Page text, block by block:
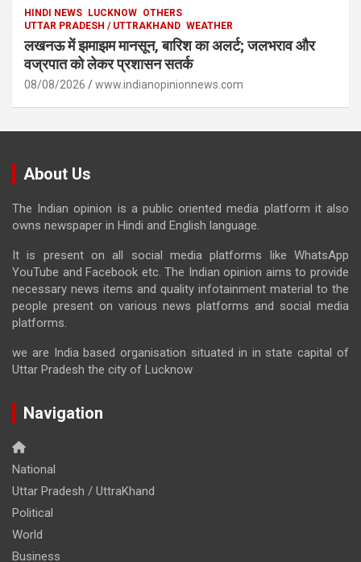
HINDI NEWS LUCKNOW OTHERS
UTTAR PRADESH / UTTRAKHAND WEATHER
लखनऊ में झमाझम मानसून, बारिश का अलर्ट; जलभराव और
वज्रपात को लेकर प्रशासन सतर्क
08/08/2026 www.indianopinionnews.com
About Us
The Indian opinion is a public oriented media platform it also
owns newspaper in Hindi and English language.
It is present on all social media platforms like WhatsApp
YouTube and Facebook etc. The Indian opinion aims to provide
necessary news items and quality infotainment material to the
people present on various news platforms and social media
platforms.
we are India based organisation situated in in state capital of
Uttar Pradesh the city of Lucknow
Navigation
National
Uttar Pradesh / UttraKhand
Political
World
Business